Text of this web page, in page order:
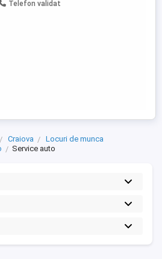
Telefon validat
Craiova
Locuri de munca
Service auto